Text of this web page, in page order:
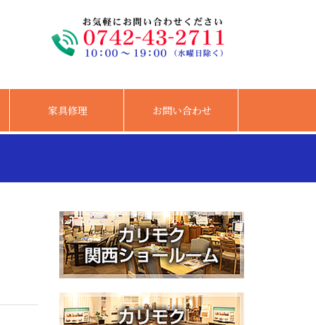
家具修理 お問い合わせ